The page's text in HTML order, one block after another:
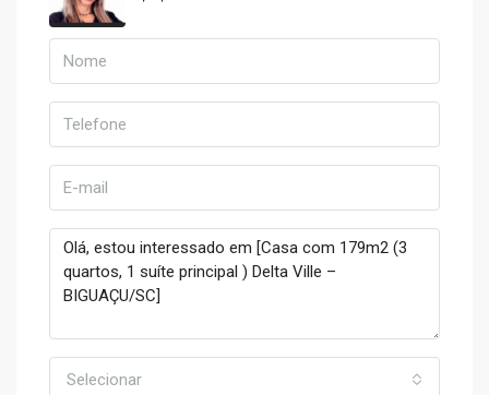
Selecionar